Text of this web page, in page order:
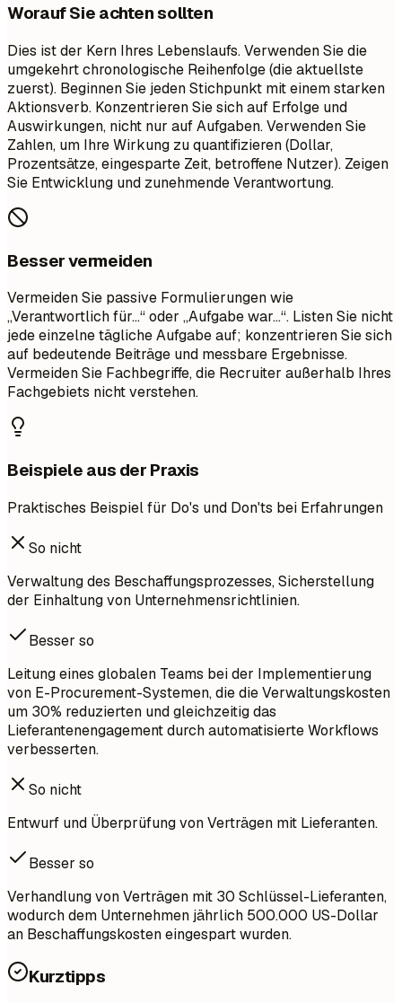
Worauf Sie achten sollten
Dies ist der Kern Ihres Lebenslaufs. Verwenden Sie die
umgekehrt chronologische Reihenfolge (die aktuellste
zuerst). Beginnen Sie jeden Stichpunkt mit einem starken
Aktionsverb. Konzentrieren Sie sich auf Erfolge und
Auswirkungen, nicht nur auf Aufgaben. Verwenden Sie
Zahlen, um Ihre Wirkung zu quantifizieren (Dollar,
Prozentsätze, eingesparte Zeit, betroffene Nutzer). Zeigen
Sie Entwicklung und zunehmende Verantwortung.
Besser vermeiden
Vermeiden Sie passive Formulierungen wie
„Verantwortlich für…“ oder „Aufgabe war…“. Listen Sie nicht
jede einzelne tägliche Aufgabe auf; konzentrieren Sie sich
auf bedeutende Beiträge und messbare Ergebnisse.
Vermeiden Sie Fachbegriffe, die Recruiter außerhalb Ihres
Fachgebiets nicht verstehen.
Beispiele aus der Praxis
Praktisches Beispiel für Do's und Don'ts bei Erfahrungen
So nicht
Verwaltung des Beschaffungsprozesses, Sicherstellung
der Einhaltung von Unternehmensrichtlinien.
Besser so
Leitung eines globalen Teams bei der Implementierung
von E-Procurement-Systemen, die die Verwaltungskosten
um 30% reduzierten und gleichzeitig das
Lieferantenengagement durch automatisierte Workflows
verbesserten.
So nicht
Entwurf und Überprüfung von Verträgen mit Lieferanten.
Besser so
Verhandlung von Verträgen mit 30 Schlüssel-Lieferanten,
wodurch dem Unternehmen jährlich 500.000 US-Dollar
an Beschaffungskosten eingespart wurden.
Kurztipps